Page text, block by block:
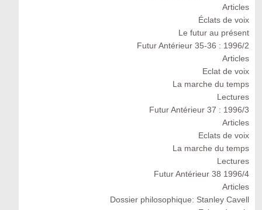
Articles
Éclats de voix
Le futur au présent
Futur Antérieur 35-36 : 1996/2
Articles
Eclat de voix
La marche du temps
Lectures
Futur Antérieur 37 : 1996/3
Articles
Eclats de voix
La marche du temps
Lectures
Futur Antérieur 38 1996/4
Articles
Dossier philosophique: Stanley Cavell